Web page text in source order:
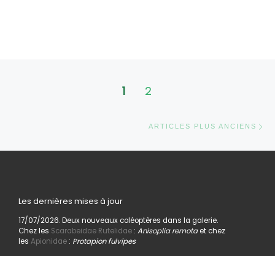
1
2
ARTICLES PLUS ANCIENS
Les dernières mises à jour
17/07/2026. Deux nouveaux coléoptères dans la galerie.
Chez les Scarabeidae Rutelidae: Anisoplia remotaet chez
les Apionidae: Protapion fulvipes